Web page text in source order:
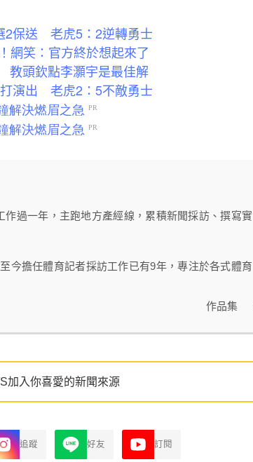
2保送 老虎5：2逆轉勇士
網笑：官方終於想起來了
教頭欽點李灝宇是最佳解
演出 老虎2：5不敵勇士
過一年，主跑地方產經線，累積新聞採訪、撰寫實
今擔任體育記者採訪工作已有9年，專注於各式體育
作品集
加入你喜愛的新聞來源
追蹤 好友 訂閱